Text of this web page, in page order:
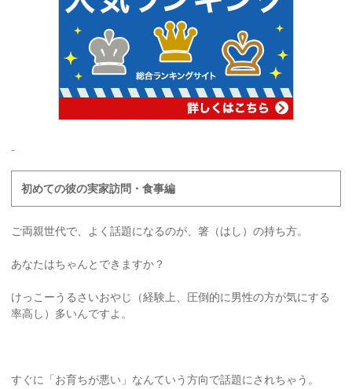
初めての彼の実家訪問・食事編
ご両親世代で、よく話題になるのが、箸（はし）の持ち方。
あなたはちゃんとできますか？
けっこーうるさいおやじ（経験上、圧倒的に男性の方が気にする
率高し）多いんですよ。
すぐに「お育ちが悪い」なんていう方向で話題にされちゃう。